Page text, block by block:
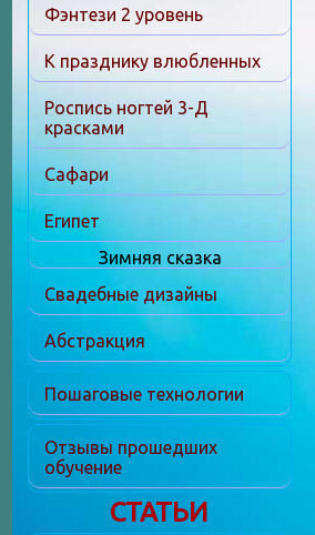
Фэнтези 2 уровень
К празднику влюбленных
Роспись ногтей 3-Д
красками
Сафари
Египет
Зимняя сказка
Свадебные дизайны
Абстракция
Пошаговые технологии
Отзывы прошедших
обучение
СТАТЬИ